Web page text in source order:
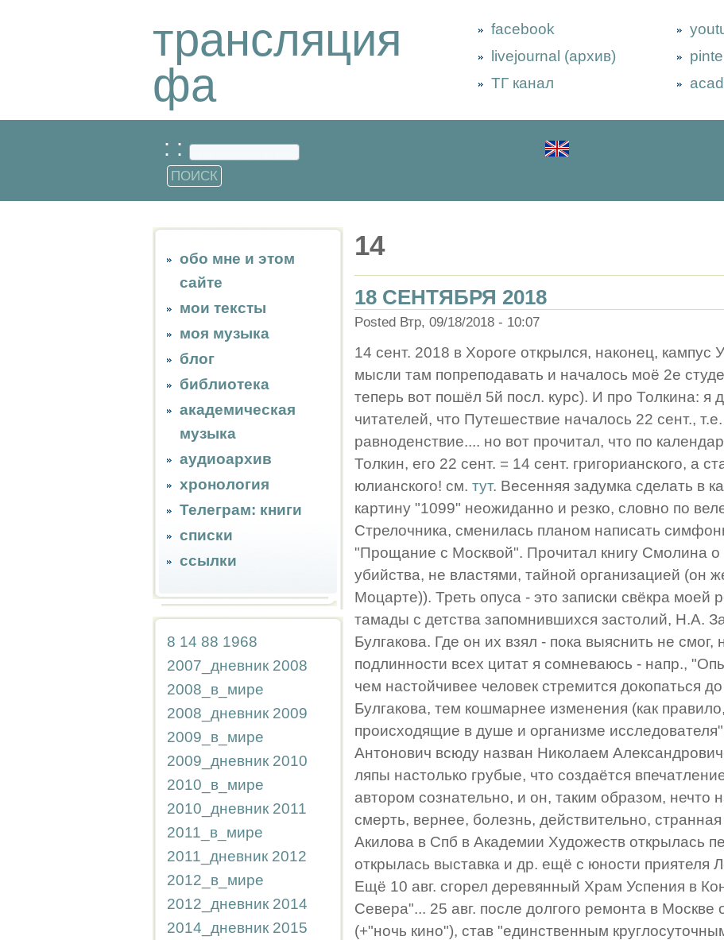
трансляция
фа
facebook
livejournal (архив)
ТГ канал
: :
обо мне и этом
сайте
мои тексты
моя музыка
блог
библиотека
академическая
музыка
аудиоархив
хронология
Телеграм: книги
списки
ссылки
8 14 88 1968
2007_дневник 2008
2008_в_мире
2008_дневник 2009
2009_в_мире
2009_дневник 2010
2010_в_мире
2010_дневник 2011
2011_в_мире
2011_дневник 2012
2012_в_мире
2012_дневник 2014
2014_дневник 2015
14
18 СЕНТЯБРЯ 2018
Posted Втр, 09/18/2018 - 10:07
14 сент. 2018 в Хороге открылся, наконец, кампус
мысли там попреподавать и началось моё 2е
теперь вот пошёл 5й посл. курс). И про Толкина: я
читателей, что Путешествие началось 22 сент.,
равноденствие.... но вот прочитал, что по
Толкин, его 22 сент. = 14 сент. григорианского, а
юлианского! см. тут. Весенняя задумка сделать в
картину "1099" неожиданно и резко, словно по
Стрелочника, сменилась планом написать
"Прощание с Москвой". Прочитал книгу Смолина о
убийства, не властями, тайной организацией (он
Моцарте)). Треть опуса - это записки свёкра моей
тамады с детства запомнившихся застолий, Н.А.
Булгакова. Где он их взял - пока выяснить не смог,
подлинности всех цитат я сомневаюсь - напр.,
чем настойчивее человек стремится докопаться
Булгакова, тем кошмарнее изменения (как
происходящие в душе и организме
Антонович всюду назван Николаем
ляпы настолько грубые, что создаётся
автором сознательно, и он, таким образом, нечто
смерть, вернее, болезнь, действительно, странная
Акилова в Спб в Академии Художеств открылась
открылась выставка и др. ещё с юности приятеля
Ещё 10 авг. сгорел деревянный Храм Успения в
Севера"... 25 авг. после долгого ремонта в
(+"ночь кино"), став "единственным